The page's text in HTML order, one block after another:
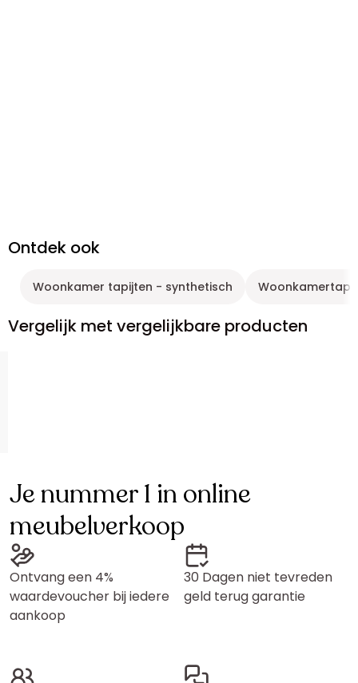
Ontdek ook
Woonkamer tapijten - synthetisch
Vergelijk met vergelijkbare producten
Je nummer 1 in online
meubelverkoop
Ontvang een 4%
waardevoucher bij iedere
aankoop
30 Dagen niet tevreden
geld terug garantie